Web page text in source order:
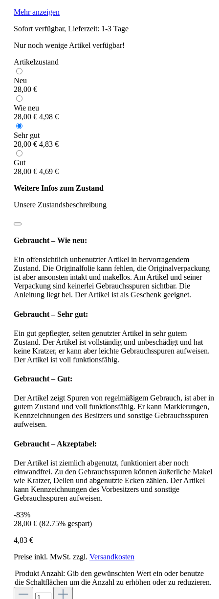
Mehr anzeigen
Sofort verfügbar, Lieferzeit: 1-3 Tage
Nur noch wenige Artikel verfügbar!
Artikelzustand
Neu
28,00 €
Wie neu
28,00 € 4,98 €
Sehr gut
28,00 € 4,83 €
Gut
28,00 € 4,69 €
Weitere Infos zum Zustand
Unsere Zustandsbeschreibung
Gebraucht – Wie neu:
Ein offensichtlich unbenutzter Artikel in hervorragendem
Zustand. Die Originalfolie kann fehlen, die Originalverpackung
ist aber ansonsten intakt und makellos. Am Artikel und seiner
Verpackung sind keinerlei Gebrauchsspuren sichtbar. Die
Anleitung liegt bei. Der Artikel ist als Geschenk geeignet.
Gebraucht – Sehr gut:
Ein gut gepflegter, selten genutzter Artikel in sehr gutem
Zustand. Der Artikel ist vollständig und unbeschädigt und hat
keine Kratzer, er kann aber leichte Gebrauchsspuren aufweisen.
Der Artikel ist voll funktionsfähig.
Gebraucht – Gut:
Der Artikel zeigt Spuren von regelmäßigem Gebrauch, ist aber in
gutem Zustand und voll funktionsfähig. Er kann Markierungen,
Kennzeichnungen des Besitzers und sonstige Gebrauchsspuren
aufweisen.
Gebraucht – Akzeptabel:
Der Artikel ist ziemlich abgenutzt, funktioniert aber noch
einwandfrei. Zu den Gebrauchsspuren können äußerliche Makel
wie Kratzer, Dellen und abgenutzte Ecken zählen. Der Artikel
kann Kennzeichnungen des Vorbesitzers und sonstige
Gebrauchsspuren aufweisen.
-83%
28,00 € (82.75% gespart)
4,83 €
Preise inkl. MwSt. zzgl. Versandkosten
Produkt Anzahl: Gib den gewünschten Wert ein oder benutze
die Schaltflächen um die Anzahl zu erhöhen oder zu reduzieren.